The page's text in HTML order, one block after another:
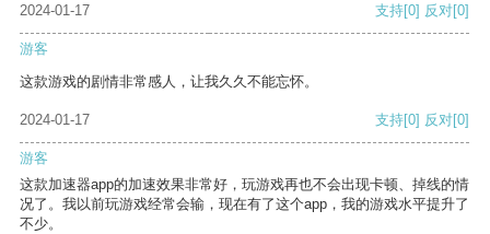
2024-01-17 支持[0] 反对[0]
游客
这款游戏的剧情非常感人，让我久久不能忘怀。
2024-01-17 支持[0] 反对[0]
游客
这款加速器app的加速效果非常好，玩游戏再也不会出现卡顿、掉线的情
况了。我以前玩游戏经常会输，现在有了这个app，我的游戏水平提升了
不少。